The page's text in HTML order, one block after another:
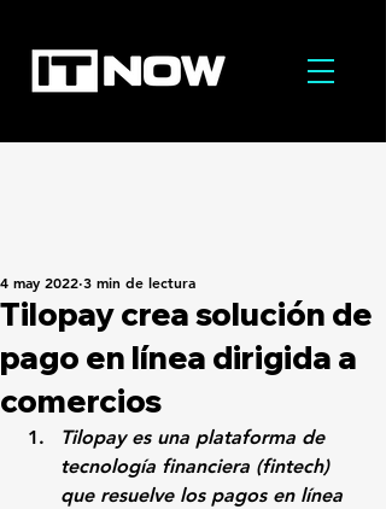
Tilopay crea solución de
pago en línea dirigida a
comercios
4 may 2022 3 min de lectura
Tilopay es una plataforma de
tecnología financiera (fintech)
que resuelve los pagos en línea